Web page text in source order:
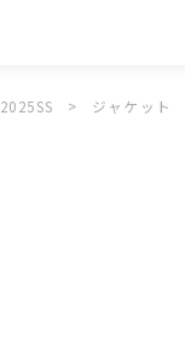
2025SS ジャケット